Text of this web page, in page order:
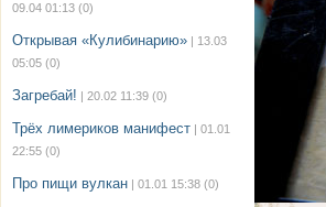
09.04 01:13 (0)
Открывая «Кулибинарию» | 13.03
05:05 (0)
Загребай! | 20.02 11:39 (0)
Трёх лимериков манифест | 01.01
22:55 (0)
Про пищи вулкан | 01.01 15:38 (0)